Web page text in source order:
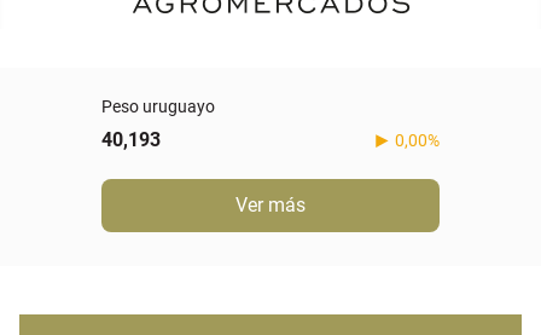
Peso uruguayo
40,193 0,00%
Ver más